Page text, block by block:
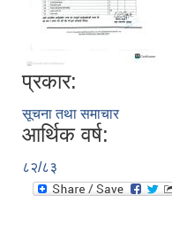
प्रकार:
सूचना तथा समाचार
आर्थिक वर्ष:
८२/८३